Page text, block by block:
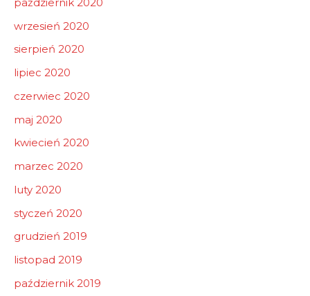
wrzesień 2020
sierpień 2020
lipiec 2020
czerwiec 2020
maj 2020
kwiecień 2020
marzec 2020
luty 2020
styczeń 2020
grudzień 2019
listopad 2019
październik 2019